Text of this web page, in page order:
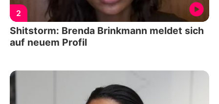
2
Shitstorm: Brenda Brinkmann meldet sich
auf neuem Profil